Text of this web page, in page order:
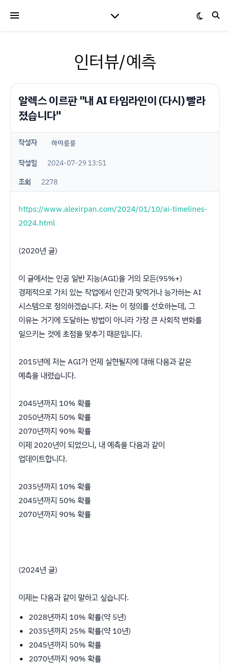
인터뷰/예측
알렉스 이르판 "내 AI 타임라인이 (다시) 빨라
졌습니다"
작성자 하이룽룽
작성일
2024-07-29 13:51
조회
2278
https://www.alexirpan.com/2024/01/10/ai-timelines-
2024.html
(2020년 글)
이 글에서는 인공 일반 지능(AGI)을 거의 모든(95%+)
경제적으로 가치 있는 작업에서 인간과 맞먹거나 능가하는 AI
시스템으로 정의하겠습니다. 저는 이 정의를 선호하는데, 그
이유는 거기에 도달하는 방법이 아니라 가장 큰 사회적 변화를
일으키는 것에 초점을 맞추기 때문입니다.
2015년에 저는 AGI가 언제 실현될지에 대해 다음과 같은
예측을 내렸습니다.
2045년까지 10% 확률
2050년까지 50% 확률
2070년까지 90% 확률
이제 2020년이 되었으니, 내 예측을 다음과 같이
업데이트합니다.
2035년까지 10% 확률
2045년까지 50% 확률
2070년까지 90% 확률
(2024년 글)
이제는 다음과 같이 말하고 싶습니다.
2028년까지 10% 확률(약 5년)
2035년까지 25% 확률(약 10년)
2045년까지 50% 확률
2070년까지 90% 확률